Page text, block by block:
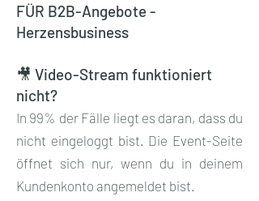
FÜR B2B-Angebote -
Herzensbusiness
🎥 Video-Stream funktioniert
nicht?
In 99% der Fälle liegt es daran, dass du
nicht eingeloggt bist. Die Event-Seite
öffnet sich nur, wenn du in deinem
Kundenkonto angemeldet bist.